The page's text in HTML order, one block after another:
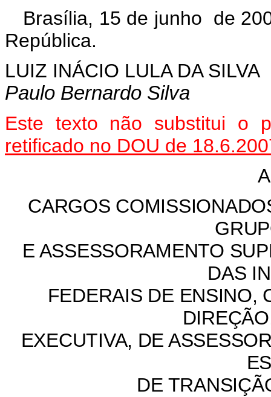
Brasília, 15 de junho de
República.
LUIZ INÁCIO LULA DA SILVA
Paulo Bernardo Silva
Este texto não substitui o
retificado no DOU de
CARGOS
E ASSESSORAMENTO
DAS
FEDERAIS DE ENSINO,
EXECUTIVA, DE
DE